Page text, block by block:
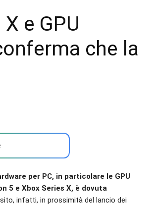
e GPU
che la
per PC, in particolare le GPU
5 e Xbox Series X, è dovuta
infatti, in prossimità del lancio dei